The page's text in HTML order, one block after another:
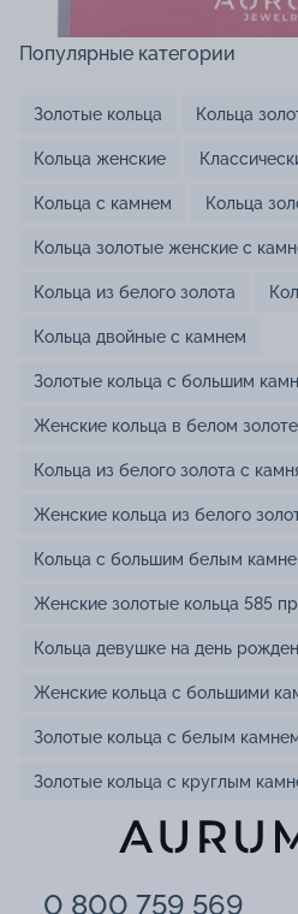
Популярные категории
Золотые кольца Кольца
Кольца женские
Кольца с камнем Кольца
Кольца золотые женские с
Кольца из белого золота
Кольца двойные с камнем
Золотые кольца с большим
Женские кольца в белом золоте
Кольца из белого золота с
Женские кольца из белого
Кольца с большим белым
Женские золотые кольца 585
Кольца девушке на день
Женские кольца с большими
Золотые кольца с белым
Золотые кольца с круглым
0 800 759 569